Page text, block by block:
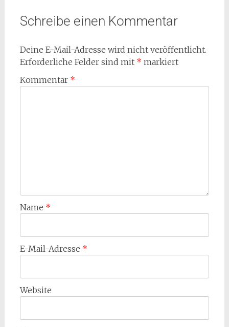
Schreibe einen Kommentar
Deine E-Mail-Adresse wird nicht veröffentlicht.
Erforderliche Felder sind mit * markiert
Kommentar *
Name *
E-Mail-Adresse *
Website